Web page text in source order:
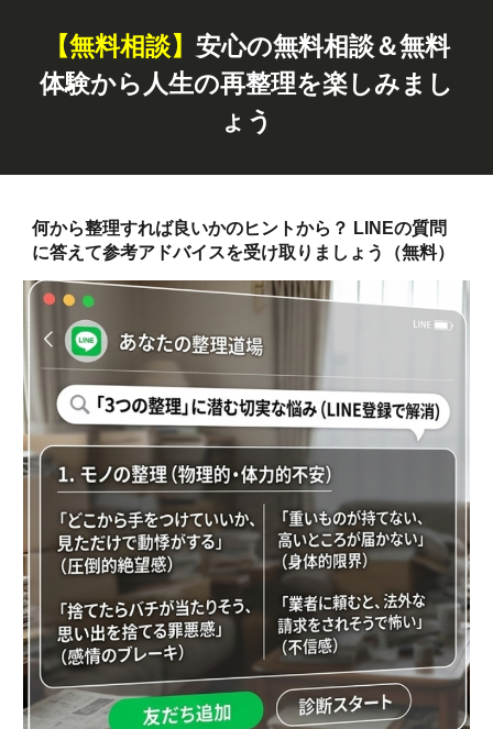
【無料相談】 安心の無料相談＆無料
体験から人生の再整理を楽しみまし
ょう
何から整理すれば良いかのヒントから？ LINEの質問
に答えて参考アドバイスを受け取りましょう（無料）